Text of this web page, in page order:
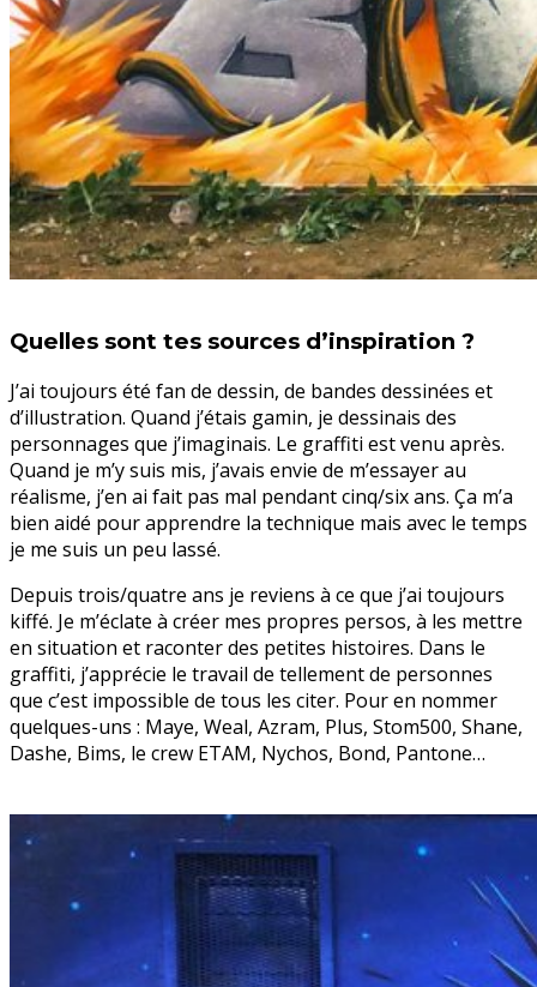
Quelles sont tes sources d’inspiration ?
J’ai toujours été fan de dessin, de bandes dessinées et
d’illustration. Quand j’étais gamin, je dessinais des
personnages que j’imaginais. Le graffiti est venu après.
Quand je m’y suis mis, j’avais envie de m’essayer au
réalisme, j’en ai fait pas mal pendant cinq/six ans. Ça m’a
bien aidé pour apprendre la technique mais avec le temps
je me suis un peu lassé.
Depuis trois/quatre ans je reviens à ce que j’ai toujours
kiffé. Je m’éclate à créer mes propres persos, à les mettre
en situation et raconter des petites histoires. Dans le
graffiti, j’apprécie le travail de tellement de personnes
que c’est impossible de tous les citer. Pour en nommer
quelques-uns : Maye, Weal, Azram, Plus, Stom500, Shane,
Dashe, Bims, le crew ETAM, Nychos, Bond, Pantone…